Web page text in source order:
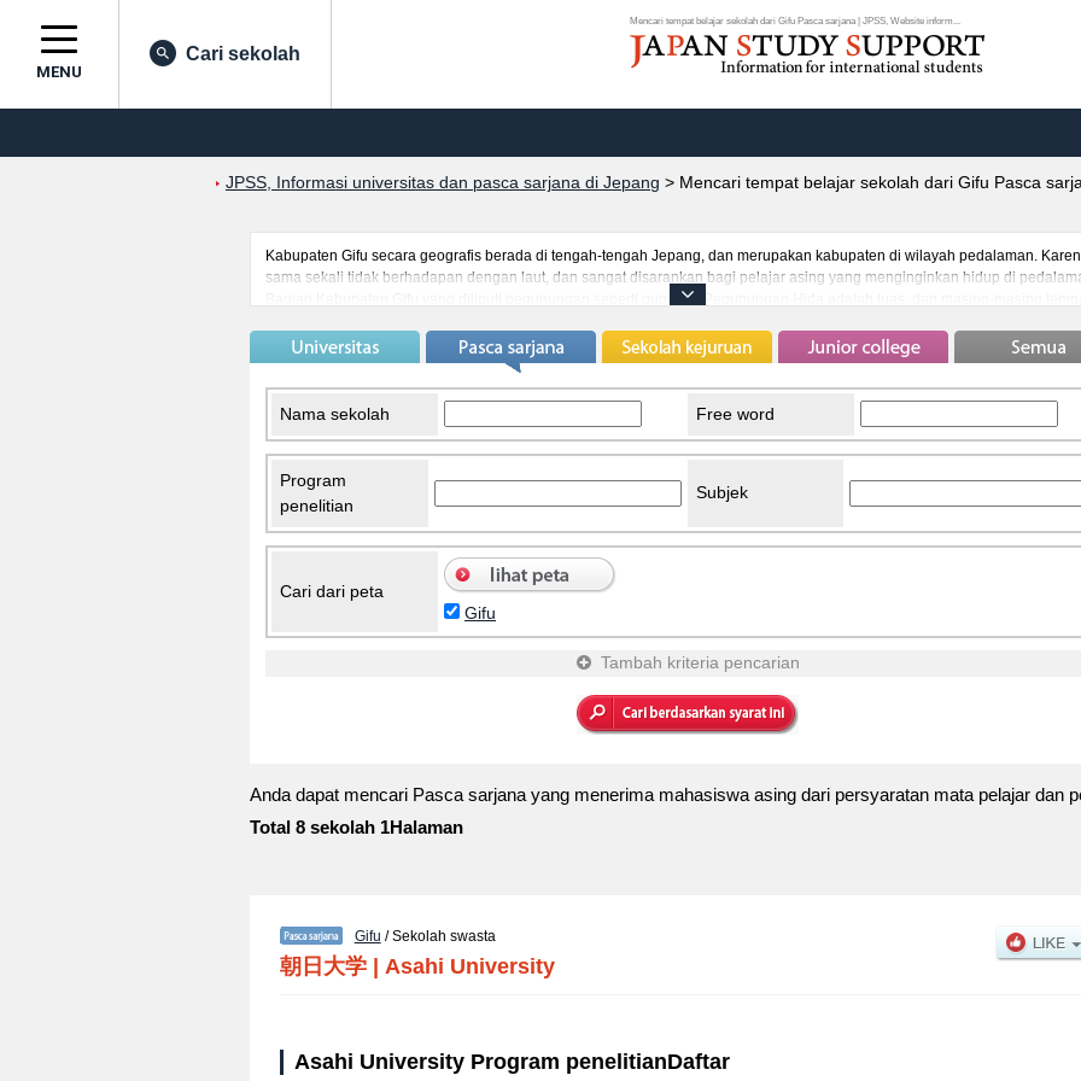
Mencari tempat belajar sekolah dari Gifu Pasca sarjana | JPSS, Website inform...
MENU
Cari sekolah
JPSS, Informasi universitas dan pasca sarjana di Jepang > Mencari tempat belajar sekolah dari Gifu Pasca
Kabupaten Gifu secara geografis berada di tengah-tengah Jepang, dan merupakan kabupaten di wilayah pedalaman.
sama sekali tidak berhadapan dengan laut, dan sangat disarankan bagi pelajar asing yang menginginkan hidup di
Bagian Kabupaten Gifu yang diliputi pegunungan seperti gugusan Pegunungan Hida adalah luas, dan masing-masing
dan pergaulan internasional ramai diadakan di sini. Daerah Kabupaten Gifu yang menjadi favorit pelajar asing adalah
Takayama. Takayama meninggalkan suasana kota masa lalu yang indah, dan merupakan kota hebat yang dapat menikmati
budaya Jepang tempo dulu dengan mengunjunginya.
Nama sekolah Free word
Program
penelitian
Subjek
Cari dari peta
Gifu
Tambah kriteria pencarian
Anda dapat mencari Pasca sarjana yang menerima mahasiswa asing dari persyaratan mata pelajar dan
Total 8 sekolah 1Halaman
Gifu / Sekolah swasta
朝日大学 Asahi University
Asahi University Program penelitianDaftar